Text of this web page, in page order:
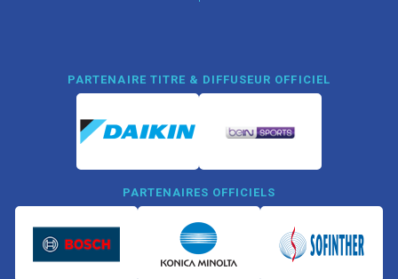
PARTENAIRE TITRE & DIFFUSEUR OFFICIEL
PARTENAIRES OFFICIELS